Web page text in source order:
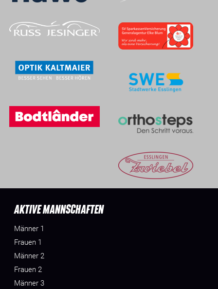
AKTIVE MANNSCHAFTEN
Männer 1
Frauen 1
Männer 2
Frauen 2
Männer 3